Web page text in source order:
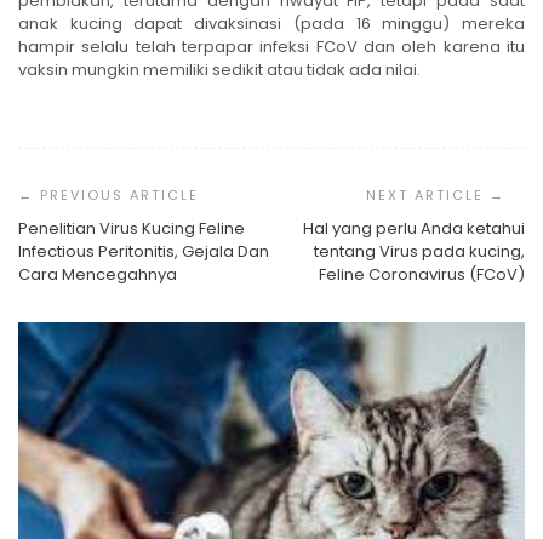
anak kucing dapat divaksinasi (pada 16 minggu) mereka
hampir selalu telah terpapar infeksi FCoV dan oleh karena itu
vaksin mungkin memiliki sedikit atau tidak ada nilai.
Navigation
Penelitian Virus Kucing Feline
Infectious Peritonitis, Gejala Dan
Cara Mencegahnya
Hal yang perlu Anda ketahui
tentang Virus pada kucing,
Feline Coronavirus (FCoV)